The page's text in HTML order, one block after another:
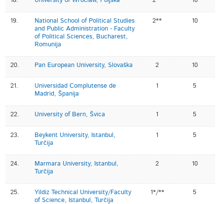
19.
National School of Political Studies
and Public Administration - Faculty
of Political Sciences, Bucharest,
Romunija
2** 10
20. Pan European University, Slovaška 2 10
21.
Universidad Complutense de
Madrid, Španija
1 5
22. University of Bern, Švica 1 5
23.
Beykent University, Istanbul,
Turčija
1 5
24.
Marmara University, Istanbul,
Turčija
2 10
25.
Yildiz Technical University/Faculty
of Science, Istanbul, Turčija
1*/** 5